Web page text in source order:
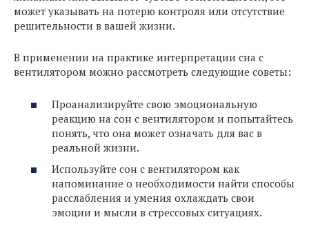
может указывать на потерю контроля или отсутствие
решительности в вашей жизни.
В применении на практике интерпретации сна с
вентилятором можно рассмотреть следующие советы:
Проанализируйте свою эмоциональную
реакцию на сон с вентилятором и попытайтесь
понять, что она может означать для вас в
реальной жизни.
Используйте сон с вентилятором как
напоминание о необходимости найти способы
расслабления и умения охлаждать свои
эмоции и мысли в стрессовых ситуациях.